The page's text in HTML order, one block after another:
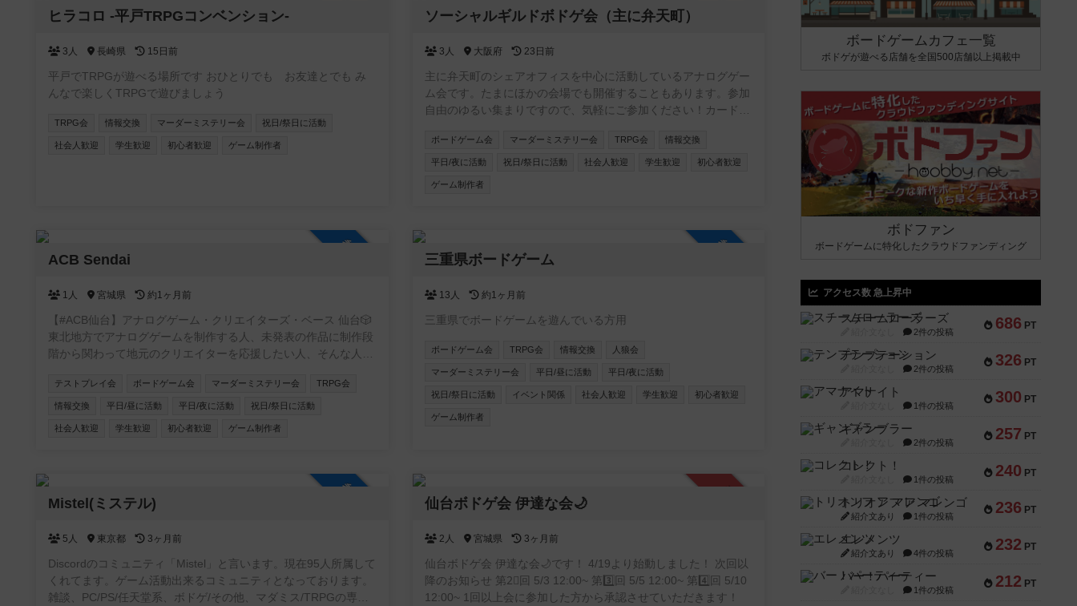
加希望の方は一言伝えていただけると確実です。
ヒラコロ -平戸TRPGコンベンション-
3人 長崎県 15日前
平戸でTRPGが遊べる場所です おひとりでも お友達とでも み
んなで楽しくTRPGで遊びましょう
TRPG会 情報交換 マーダーミステリー会 祝日/祭日に活動
社会人歓迎 学生歓迎 初心者歓迎 ゲーム制作者
ソーシャルギルドボドゲ会（主に弁天町）
3人 大阪府 23日前
主に弁天町のシェアオフィスを中心に活動しているアナログゲー
ム会です。たまにほかの会場でも開催することもあります。参加
自由のゆるい集まりですので、気軽にご参加ください！カードゲ
開催しています。一緒に企画してくれる仲間も募集中です。
ボードゲーム会 マーダーミステリー会 TRPG会 情報交換
平日/夜に活動 祝日/祭日に活動 社会人歓迎 学生歓迎 初心者歓迎
ゲーム制作者
ACB Sendai
1人 宮城県 約1ヶ月前
【#ACB仙台】アナログゲーム・クリエイターズ・ベース 仙台🎲
東北地方でアナログゲームを制作する人、未発表の作品に制作段
階から関わって地元のクリエイターを応援したい人、そんな人達
ィ!!
テストプレイ会 ボードゲーム会 マーダーミステリー会 TRPG会
情報交換 平日/昼に活動 平日/夜に活動 祝日/祭日に活動
社会人歓迎 学生歓迎 初心者歓迎 ゲーム制作者
三重県ボードゲーム
13人 約1ヶ月前
三重県でボードゲームを遊んでいる方用
ボードゲーム会 TRPG会 情報交換 人狼会
マーダーミステリー会 平日/昼に活動 平日/夜に活動
祝日/祭日に活動 イベント関係 社会人歓迎 学生歓迎 初心者歓迎
ゲーム制作者
Mistel(ミステル)
5人 東京都 3ヶ月前
Discordのコミュニティ「Mistel」と言います。現在95人所属して
くれてます。ゲーム活動出来るコミュニティとなっております。
雑談、PC/PS/任天堂系、ボドゲ/その他、マダミス/TRPGの専用
仙台ボドゲ会 伊達な会🌙
2人 宮城県 3ヶ月前
仙台ボドゲ会 伊達な会🌙です！ 4/19より始動しました！ 次回以
降のお知らせ 第2⃣回 5/3 12:00~ 第3️⃣回 5/5 12:00~ 第4️⃣回 5/10
12:00~ 1回以上会に参加した方から承認させていただきます！
ボードゲームカフェ一覧
ボドゲが遊べる店舗を全国500店舗以上掲載中
ボドファン
ボードゲームに特化したクラウドファンディング
アクセス数 急上昇中
686 PT
スチームローラーズ
2件の投稿
326 PT
テンプテーション
2件の投稿
300 PT
アマナイト
1件の投稿
257 PT
ギャンブラー
2件の投稿
240 PT
コレクト！
1件の投稿
236 PT
トリオンフ ア マレンゴ
紹介文あり 1件の投稿
232 PT
エレメンツ
紹介文あり 4件の投稿
212 PT
バー！パーティー
1件の投稿